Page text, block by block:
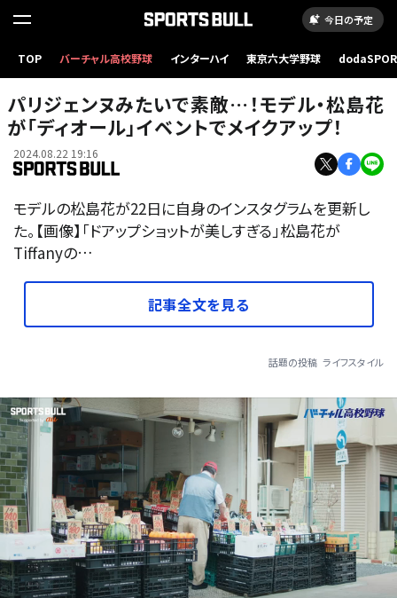
今日の予定
TOP バーチャル高校野球 インターハイ 東京六大学野球
パリジェンヌみたいで素敵…！モデル・松島花
が「ディオール」イベントでメイクアップ！
2024.08.22 19:16
モデルの松島花が22日に自身のインスタグラムを更新し
た。【画像】「ドアップショットが美しすぎる」松島花が
Tiffanyの…
記事全文を見る
話題の投稿 ライフスタイル